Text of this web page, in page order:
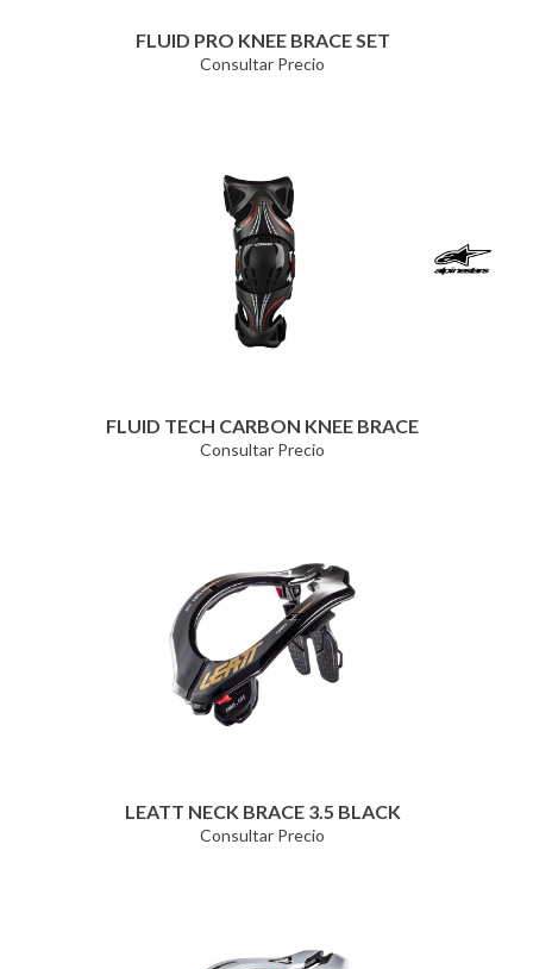
FLUID PRO KNEE BRACE SET
Consultar Precio
FLUID TECH CARBON KNEE BRACE
Consultar Precio
LEATT NECK BRACE 3.5 BLACK
Consultar Precio